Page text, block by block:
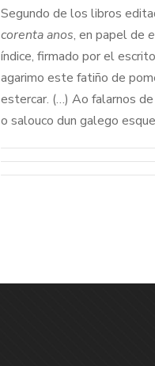
Segundo de los libros
corenta anos, en papel de
índice, firmado por el
agarimo este fatiño de
estercar. (…) Ao falarnos de
o salouco dun galego